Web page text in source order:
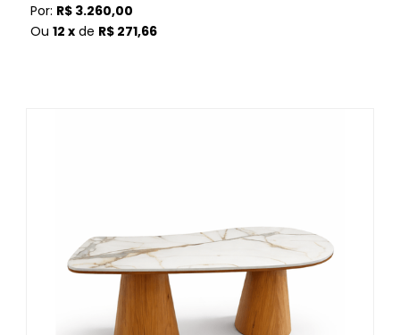
Por: R$ 3.260,00
Ou 12 x de R$ 271,66